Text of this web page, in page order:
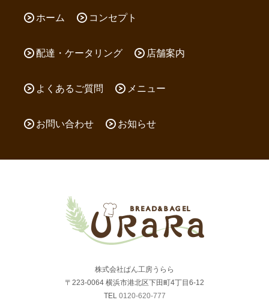
ホーム コンセプト
配達・ケータリング 店舗案内
よくあるご質問 メニュー
お問い合わせ お知らせ
株式会社ぱん工房うらら
〒223-0064 横浜市港北区下田町4丁目6-12
TEL 0120-620-777